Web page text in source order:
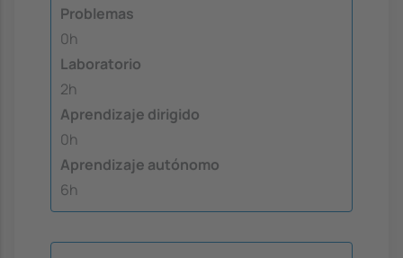
Problemas
0h
Laboratorio
2h
Aprendizaje dirigido
0h
Aprendizaje autónomo
6h